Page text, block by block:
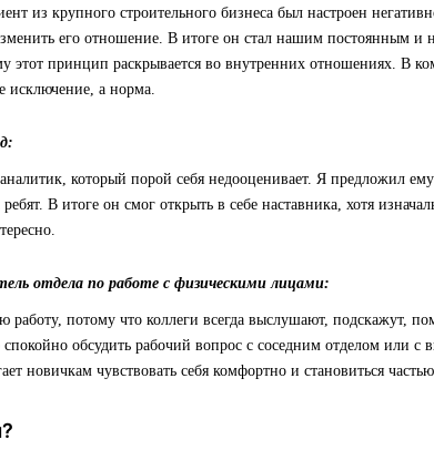
из крупного строительного бизнеса был настроен
его отношение. В итоге он стал нашим постоянным и
этот принцип раскрывается во внутренних отношениях. В
исключение, а норма.
который порой себя недооценивает. Я предложил
В итоге он смог открыть в себе наставника, хотя
отдела по работе с физическими лицами:
потому что коллеги всегда выслушают, подскажут,
обсудить рабочий вопрос с соседним отделом или с
новичкам чувствовать себя комфортно и становиться